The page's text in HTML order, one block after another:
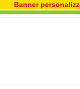
Banner